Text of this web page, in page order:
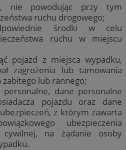
nie powodując przy tym
ruchu drogowego;
środki w celu
ruchu w miejscu
pojazd z miejsca wypadku,
zagrożenia lub tamowania
lub rannego;
dane personalne
pojazdu oraz dane
z którym zawarta
ubezpieczenia
cywilnej, na żądanie osoby